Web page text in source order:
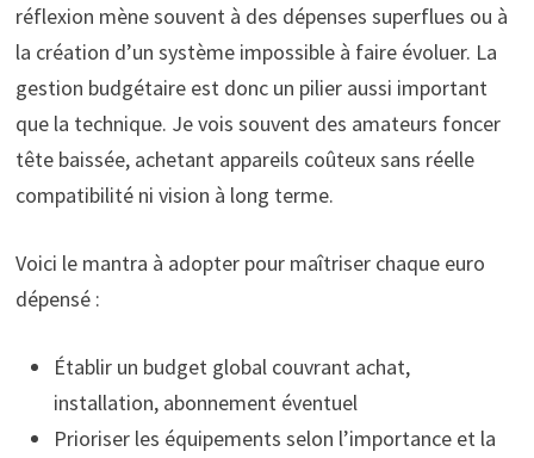
réflexion mène souvent à des dépenses superflues ou à
la création d’un système impossible à faire évoluer. La
gestion budgétaire est donc un pilier aussi important
que la technique. Je vois souvent des amateurs foncer
tête baissée, achetant appareils coûteux sans réelle
compatibilité ni vision à long terme.
Voici le mantra à adopter pour maîtriser chaque euro
dépensé :
Établir un budget global couvrant achat,
installation, abonnement éventuel
Prioriser les équipements selon l’importance et la